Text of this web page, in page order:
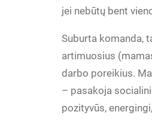
jei nebūtų bent
Suburta komanda,
artimuosius
darbo poreikius.
– pasakoja
pozityvūs,